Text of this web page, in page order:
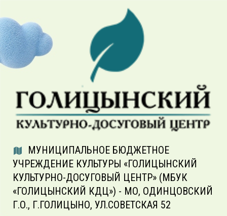
МУНИЦИПАЛЬНОЕ БЮДЖЕТНОЕ
УЧРЕЖДЕНИЕ КУЛЬТУРЫ «ГОЛИЦЫНСКИЙ
КУЛЬТУРНО-ДОСУГОВЫЙ ЦЕНТР» (МБУК
«ГОЛИЦЫНСКИЙ КДЦ») - МО, ОДИНЦОВСКИЙ
Г.О., Г.ГОЛИЦЫНО, УЛ.СОВЕТСКАЯ 52